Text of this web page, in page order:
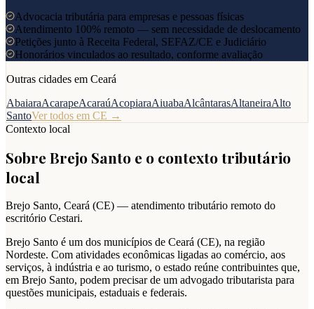
Advocacia tributária para empresas e pessoas físicas
Atendimento 100% remoto — sem necessidade de deslocamento
Petições junto à Receita Federal, SEFAZ/CE e Judiciário
Honorários vinculados ao resultado, conforme avaliação
Outras cidades em Ceará
AbaiaraAcarapeAcaraúAcopiaraAiuabaAlcântarasAltaneiraAlto
SantoVer todos em CE →
Contexto local
Sobre Brejo Santo e o contexto tributário
local
Brejo Santo, Ceará (CE) — atendimento tributário remoto do
escritório Cestari.
Brejo Santo é um dos municípios de Ceará (CE), na região
Nordeste. Com atividades econômicas ligadas ao comércio, aos
serviços, à indústria e ao turismo, o estado reúne contribuintes que,
em Brejo Santo, podem precisar de um advogado tributarista para
questões municipais, estaduais e federais.